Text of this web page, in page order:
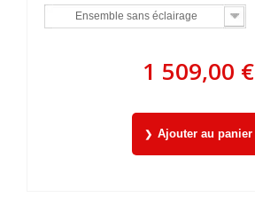
Ensemble sans éclairage
1 509,00 €
Ajouter au panier